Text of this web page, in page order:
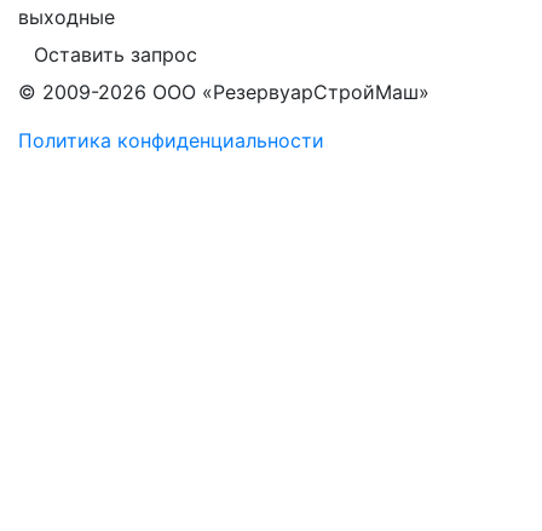
выходные
Оставить запрос
© 2009-2026 ООО «РезервуарСтройМаш»
Политика конфиденциальности